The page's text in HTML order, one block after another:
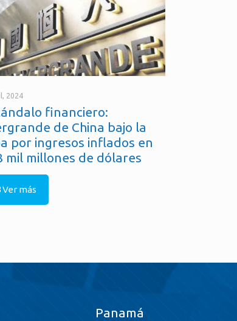
2024
financiero:
de China bajo la
por ingresos inflados en
mil millones de dólares
Ver más
Panamá